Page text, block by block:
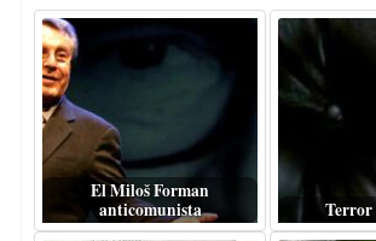
El Miloš Forman
anticomunista
Terror